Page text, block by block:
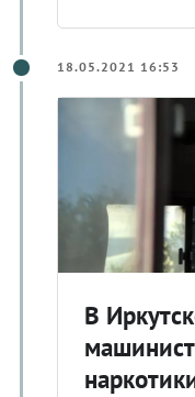
18.05.2021 16:53
В